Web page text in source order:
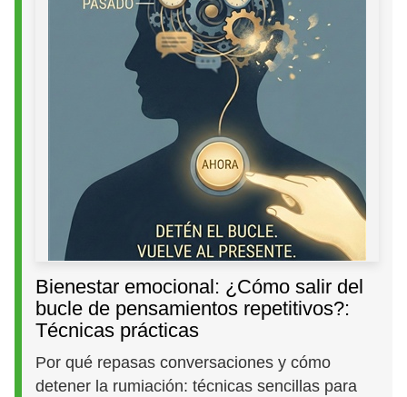
Bienestar emocional: ¿Cómo salir del
bucle de pensamientos repetitivos?:
Técnicas prácticas
Por qué repasas conversaciones y cómo
detener la rumiación: técnicas sencillas para